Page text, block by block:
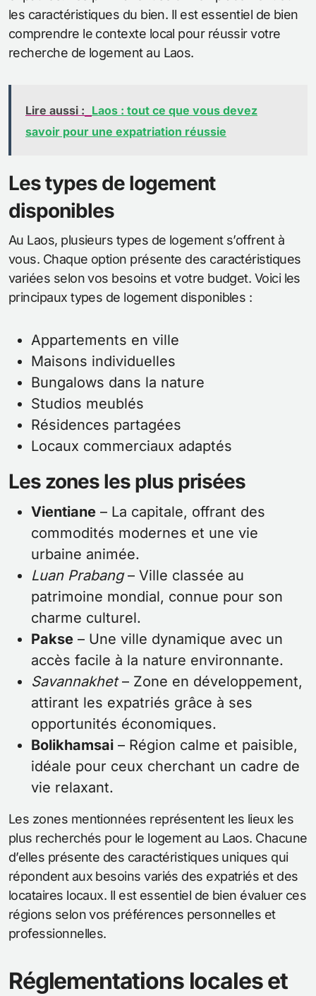
les caractéristiques du bien. Il est essentiel de bien
comprendre le contexte local pour réussir votre
recherche de logement au Laos.
Lire aussi : Laos : tout ce que vous devez
savoir pour une expatriation réussie
Les types de logement
disponibles
Au Laos, plusieurs types de logement s’offrent à
vous. Chaque option présente des caractéristiques
variées selon vos besoins et votre budget. Voici les
principaux types de logement disponibles :
Appartements en ville
Maisons individuelles
Bungalows dans la nature
Studios meublés
Résidences partagées
Locaux commerciaux adaptés
Les zones les plus prisées
Vientiane – La capitale, offrant des
commodités modernes et une vie
urbaine animée.
Luan Prabang– Ville classée au
patrimoine mondial, connue pour son
charme culturel.
Pakse – Une ville dynamique avec un
accès facile à la nature environnante.
Savannakhet– Zone en développement,
attirant les expatriés grâce à ses
opportunités économiques.
Bolikhamsai – Région calme et paisible,
idéale pour ceux cherchant un cadre de
vie relaxant.
Les zones mentionnées représentent les lieux les
plus recherchés pour le logement au Laos. Chacune
d’elles présente des caractéristiques uniques qui
répondent aux besoins variés des expatriés et des
locataires locaux. Il est essentiel de bien évaluer ces
régions selon vos préférences personnelles et
professionnelles.
Réglementations locales et